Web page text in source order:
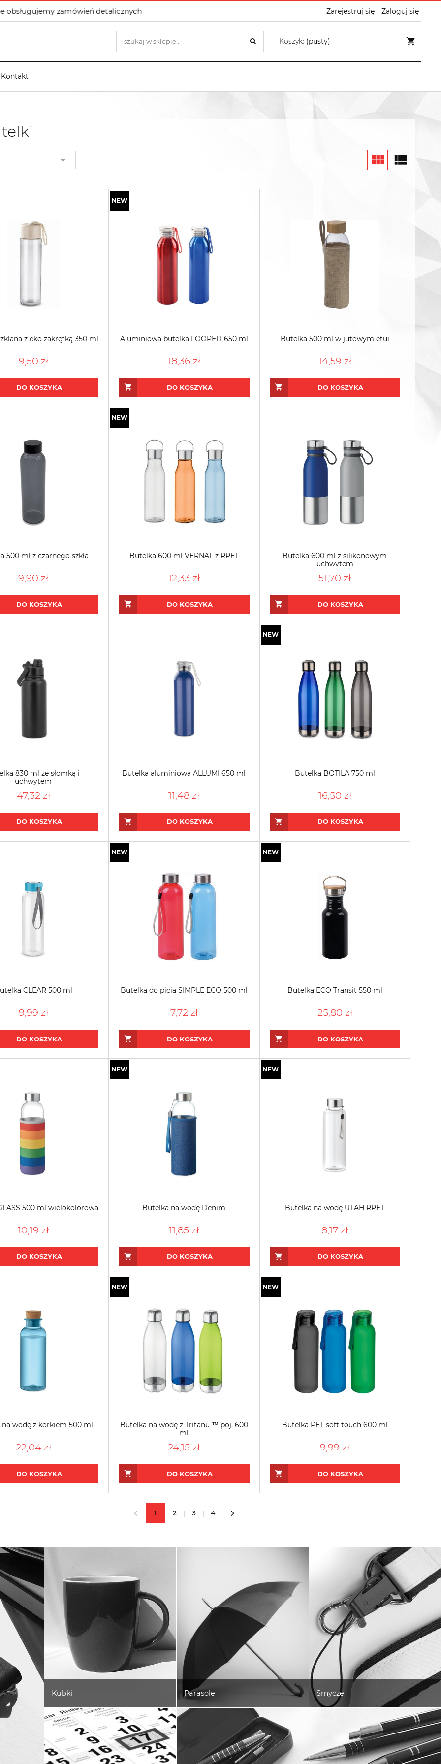
obsługujemy zamówień detalicznych Zarejestruj się Zaloguj się
Koszyk: (pusty)
Kontakt
z eko zakrętką 350 ml
9,50 zł
DO KOSZYKA
Aluminiowa butelka LOOPED 650 ml
18,36 zł
DO KOSZYKA
Butelka 500 ml w jutowym etui
14,59 zł
DO KOSZYKA
500 ml z czarnego szkła
9,90 zł
DO KOSZYKA
Butelka 600 ml VERNAL z RPET
12,33 zł
DO KOSZYKA
Butelka 600 ml z silikonowym
uchwytem
51,70 zł
DO KOSZYKA
830 ml ze słomką i
uchwytem
47,32 zł
DO KOSZYKA
Butelka aluminiowa ALLUMI 650 ml
11,48 zł
DO KOSZYKA
Butelka BOTILA 750 ml
16,50 zł
DO KOSZYKA
CLEAR 500 ml
9,99 zł
DO KOSZYKA
Butelka do picia SIMPLE ECO 500 ml
7,72 zł
DO KOSZYKA
Butelka ECO Transit 550 ml
25,80 zł
DO KOSZYKA
500 ml wielokolorowa
10,19 zł
DO KOSZYKA
Butelka na wodę Denim
11,85 zł
DO KOSZYKA
Butelka na wodę UTAH RPET
8,17 zł
DO KOSZYKA
wodę z korkiem 500 ml
22,04 zł
DO KOSZYKA
Butelka na wodę z Tritanu ™ poj. 600
ml
24,15 zł
DO KOSZYKA
Butelka PET soft touch 600 ml
9,99 zł
DO KOSZYKA
1 2 3 4